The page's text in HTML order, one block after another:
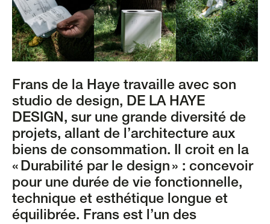
Frans de la Haye travaille avec son
studio de design, DE LA HAYE
DESIGN, sur une grande diversité de
projets, allant de l’architecture aux
biens de consommation. Il croit en la
« Durabilité par le design » : concevoir
pour une durée de vie fonctionnelle,
technique et esthétique longue et
équilibrée. Frans est l’un des